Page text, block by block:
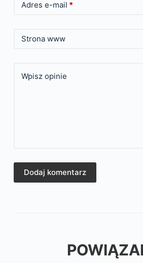
Adres e-mail *
Strona www
Wpisz opinie
Dodaj komentarz